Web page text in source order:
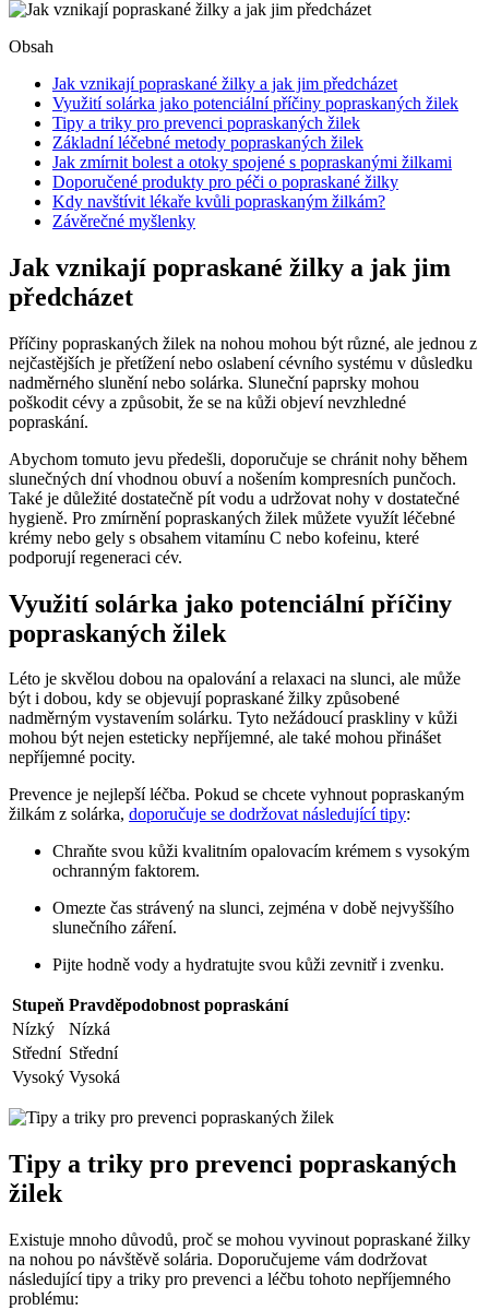
Obsah
Jak vznikají popraskané žilky a jak jim předcházet
Využití solárka jako potenciální příčiny popraskaných žilek
Tipy a triky pro prevenci popraskaných žilek
Základní léčebné metody popraskaných žilek
Jak zmírnit bolest a otoky spojené s popraskanými žilkami
Doporučené produkty pro péči o popraskané žilky
Kdy navštívit lékaře kvůli popraskaným žilkám?
Závěrečné myšlenky
Jak vznikají popraskané žilky a jak jim
předcházet
Příčiny popraskaných žilek na nohou mohou být různé, ale jednou z
nejčastějších je přetížení nebo oslabení cévního systému v důsledku
nadměrného slunění nebo solárka. Sluneční paprsky mohou
poškodit cévy a způsobit, že se na kůži objeví nevzhledné
popraskání.
Abychom tomuto jevu předešli, doporučuje se chránit nohy během
slunečných dní vhodnou obuví a nošením kompresních punčoch.
Také je důležité dostatečně pít vodu a udržovat nohy v dostatečné
hygieně. Pro zmírnění popraskaných žilek můžete využít léčebné
krémy nebo gely s obsahem vitamínu C nebo kofeinu, které
podporují regeneraci cév.
Využití solárka jako potenciální příčiny
popraskaných žilek
Léto je skvělou dobou na opalování a relaxaci na slunci, ale může
být i dobou, kdy se objevují popraskané žilky způsobené
nadměrným vystavením solárku. Tyto nežádoucí praskliny v kůži
mohou být nejen esteticky nepříjemné, ale také mohou přinášet
nepříjemné pocity.
Prevence je nejlepší léčba. Pokud se chcete vyhnout popraskaným
žilkám z solárka, doporučuje se dodržovat následující tipy:
Chraňte svou kůži kvalitním opalovacím krémem s vysokým
ochranným faktorem.
Omezte čas strávený na slunci, zejména v době nejvyššího
slunečního záření.
Pijte hodně vody a hydratujte svou kůži zevnitř i zvenku.
Stupeň Pravděpodobnost popraskání
Nízký
Nízká
Střední Střední
Vysoký Vysoká
Tipy a triky pro prevenci popraskaných
žilek
Existuje mnoho důvodů, proč se mohou vyvinout popraskané žilky
na nohou po návštěvě solária. Doporučujeme vám dodržovat
následující tipy a triky pro prevenci a léčbu tohoto nepříjemného
problému: